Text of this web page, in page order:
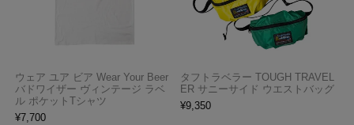
ウェア ユア ビア Wear Your Beer
バドワイザー ヴィンテージ ラベ
ル ポケットTシャツ
¥7,700
タフトラベラー TOUGH TRAVEL
ER サニーサイド ウエストバッグ
¥9,350